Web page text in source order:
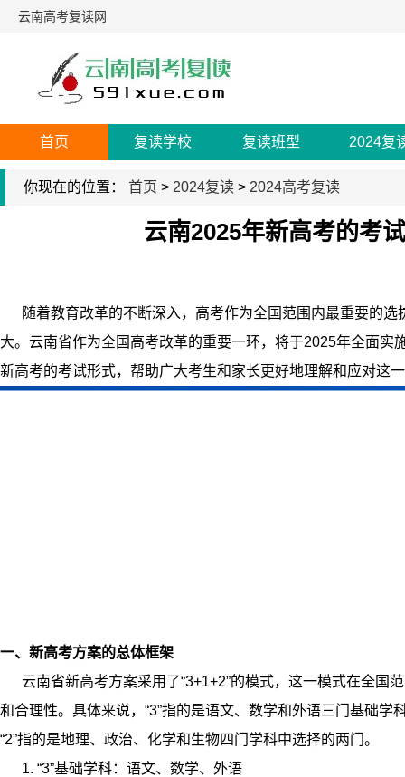
云南高考复读网
首页 复读学校 复读班型 2024复
你现在的位置： 首页 > 2024复读 > 2024高考复读
云南2025年新高考的考
随着教育改革的不断深入，高考作为全国范围内最重要的选
大。云南省作为全国高考改革的重要一环，将于2025年全面实
新高考的考试形式，帮助广大考生和家长更好地理解和应对这
一、新高考方案的总体框架
云南省新高考方案采用了“3+1+2”的模式，这一模式在全国
和合理性。具体来说，“3”指的是语文、数学和外语三门基础学
“2”指的是地理、政治、化学和生物四门学科中选择的两门。
1. “3”基础学科：语文、数学、外语